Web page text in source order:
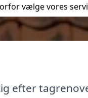
vælge vores
efter